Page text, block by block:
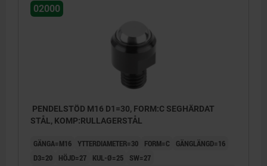
02000
PENDELSTÖD M16 D1=30, FORM:C SEGHÄRDAT
STÅL, KOMP:RULLAGERSTÅL
GÄNGA=M16 YTTERDIAMETER=30 FORM=C
GÄNGLÄNGD=16
D3=20
HÖJD=27 KUL-Ø=25
SW=27